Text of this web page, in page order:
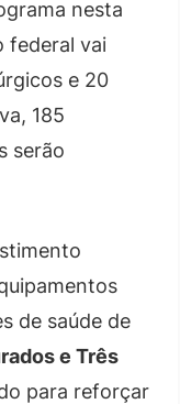
nesta
federal vai
e 20
185
serão
de saúde de
e Três
para reforçar